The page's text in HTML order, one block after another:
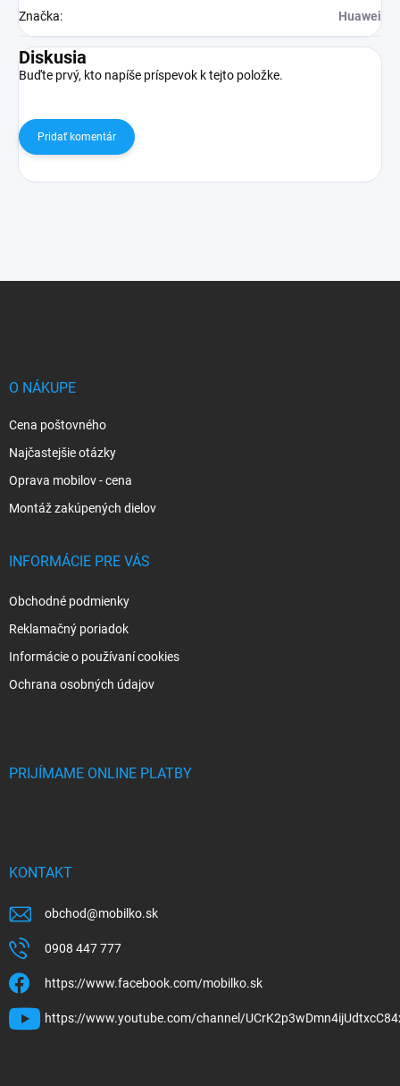
Značka: Huawei
Diskusia
Buďte prvý, kto napíše príspevok k tejto položke.
Pridať komentár
O NÁKUPE
Cena poštovného
Najčastejšie otázky
Oprava mobilov - cena
Montáž zakúpených dielov
INFORMÁCIE PRE VÁS
Obchodné podmienky
Reklamačný poriadok
Informácie o používaní cookies
Ochrana osobných údajov
PRIJÍMAME ONLINE PLATBY
KONTAKT
obchod@mobilko.sk
0908 447 777
https://www.facebook.com/mobilko.sk
https://www.youtube.com/channel/